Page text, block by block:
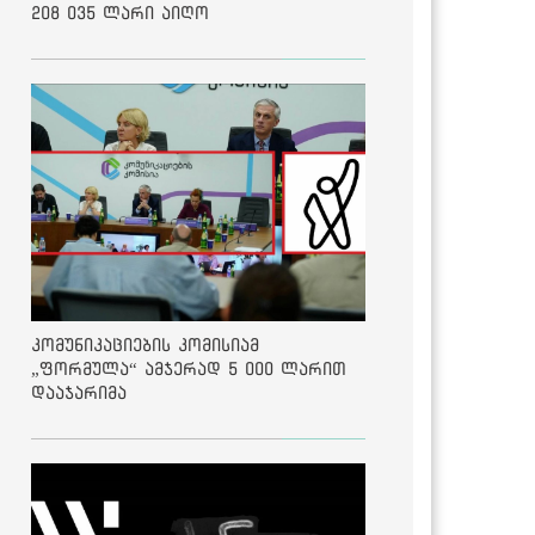
208 035 ლარი აიღო
კომუნიკაციების კომისიამ
„ფორმულა“ ამჯერად 5 000 ლარით
დააჯარიმა